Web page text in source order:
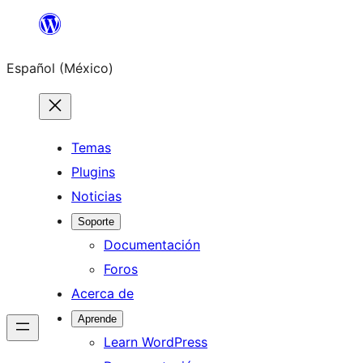
Saltar
contenido
Español (México)
Temas
Plugins
Noticias
Soporte
Documentación
Foros
Acerca de
Aprende
Learn WordPress